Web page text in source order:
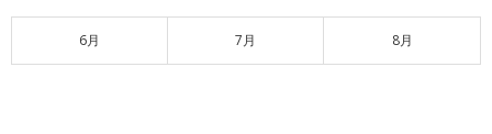
6月 7月 8月